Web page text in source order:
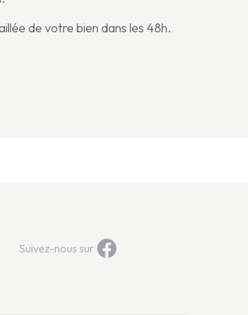
de votre bien dans les 48h.
Suivez-nous sur